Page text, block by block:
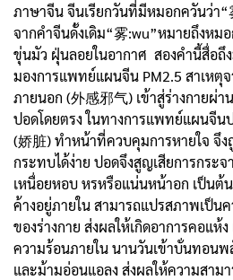
ภาษาจีน จีนเรียกวันที่มีหมอกควันว่า“
จากคำจีนดั้งเดิม“雾:wu”หมายถึงหม
ขุ่นมัว ฝุ่นลอยในอากาศ สองคำนี้สื่อถึ
มองการแพทย์แผนจีน PM2.5 สาเหตุ
ภายนอก (外感邪气) เข้าสู่ร่างกายผ่
ปอดโดยตรง ในทางการแพทย์แผนจีน
(娇脏) ทำหน้าที่ควบคุมการหายใจ จึ
กระทบได้ง่าย ปอดจึงสูญเสียการกระจ
เหนื่อยหอบ หรหรือแน่นหน้าอก เป็นต้
ค้างอยู่ภายใน สามารถแปรสภาพเป็น
ของร่างกาย ส่งผลให้เกิดอาการคอแห้
ความร้อนภายใน นานวันเข้าบั่นทอนพ
และม้ามอ่อนแอลง ส่งผลให้ความสาม